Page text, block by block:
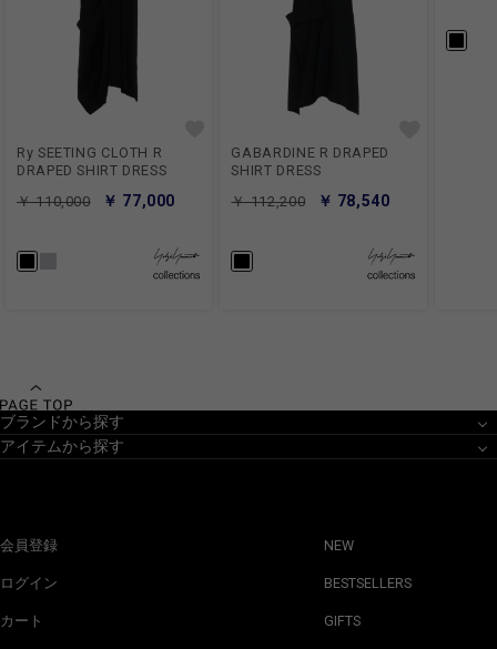
Ry SEETING CLOTH R
DRAPED SHIRT DRESS
￥ 110,000
￥ 77,000
GABARDINE R DRAPED
SHIRT DRESS
￥ 112,200
￥ 78,540
ブランドから探す
アイテムから探す
会員登録
ログイン
カート
NEW
BESTSELLERS
GIFTS